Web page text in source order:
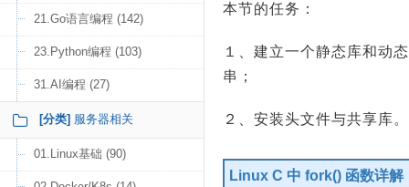
21.Go语言编程 (142)
23.Python编程 (103)
31.AI编程 (27)
[分类] 服务器相关
01.Linux基础 (90)
本节的任务：
１、建立一个静态库和动
串；
２、安装头文件与共享库。
Linux C 中 fork() 函数详解